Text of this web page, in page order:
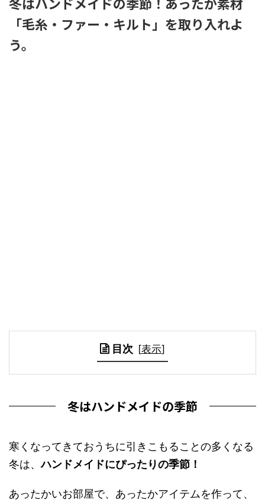
「毛糸・ファー・キルト」を取り入れよ
う。
目次 [表示]
冬はハンドメイドの季節
寒くなってきておうちに引きこもることの多くなる
冬は、ハンドメイドにぴったりの季節！
あったかいお部屋で、あったかアイテムを作って、